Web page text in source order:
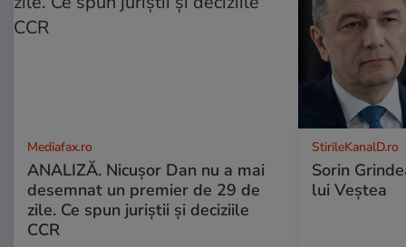
Mediafax.ro
ANALIZĂ. Nicușor Dan nu a mai
desemnat un premier de 29 de
zile. Ce spun juriștii și deciziile
CCR
StirileKanalD.ro
Sorin
lui Veștea